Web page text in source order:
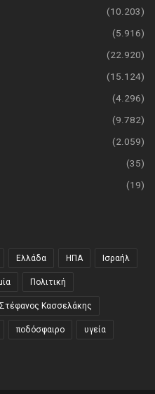
(10.203)
(5.916)
(22.920)
(15.124)
(4.296)
(9.782)
(2.059)
(35)
(19)
Ελλάδα ΗΠΑ Ισραήλ
Πολιτική
Στέφανος Κασσελάκης
ποδόσφαιρο υγεία